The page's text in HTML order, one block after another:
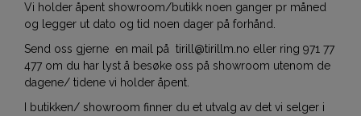
Vi holder åpent showroom/butikk noen ganger pr måned
og legger ut dato og tid noen dager på forhånd.
Send oss gjerne en mail på tirill@tirillm.no eller ring 971 77
477 om du har lyst å besøke oss på showroom utenom de
dagene/ tidene vi holder åpent.
I butikken/ showroom finner du et utvalg av det vi selger i